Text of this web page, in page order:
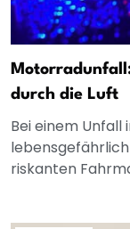
durch die Luft
Bei einem
riskanten